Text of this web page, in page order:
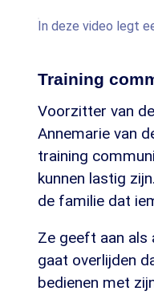
In deze video legt
Training
Voorzitter van
Annemarie van
training
kunnen lastig
de familie dat
Ze geeft aan als
gaat overlijden
bedienen met